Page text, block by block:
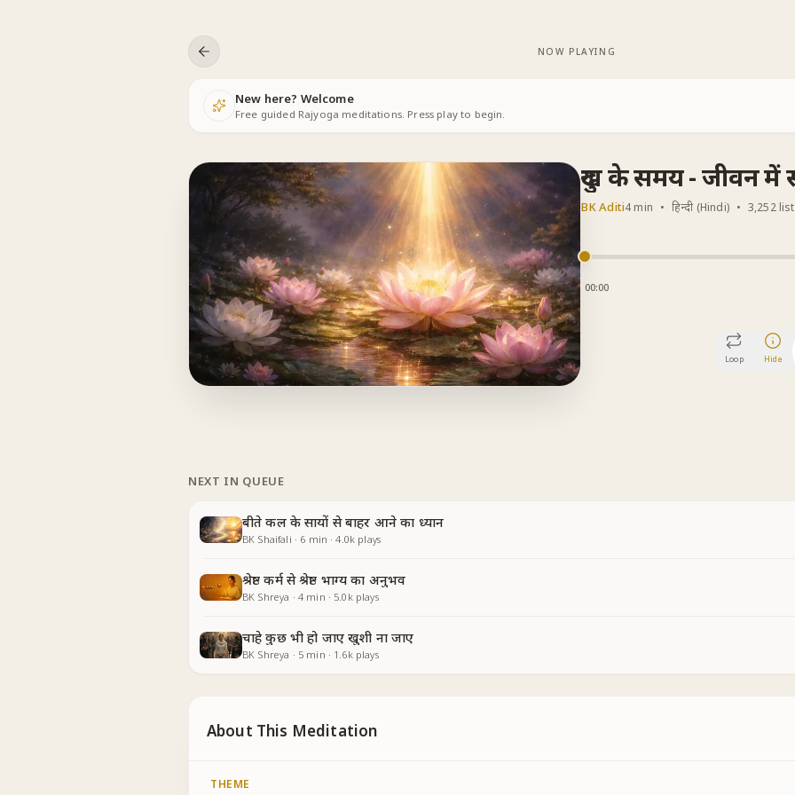
NOW PLAYING
New here? Welcome
Free guided Rajyoga meditations. Press play to begin.
दुख के समय - जीवन
BK Aditi4 min • हिन्दी (Hindi) • 3,252
00:00
Loop Hide
NEXT IN QUEUE
बीते कल के सायों से बाहर आने का ध्यान
BK Shaifali · 6 min ·4.0k plays
श्रेष्ठ कर्म से श्रेष्ठ भाग्य का अनुभव
BK Shreya · 4 min · 5.0kplays
चाहे कुछ भी हो जाए खुशी ना जाए
BK Shreya · 5 min · 1.6kplays
About This Meditation
THEME